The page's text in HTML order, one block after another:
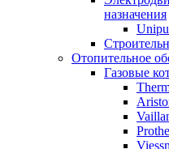
назначения
Отопительное
Газовые